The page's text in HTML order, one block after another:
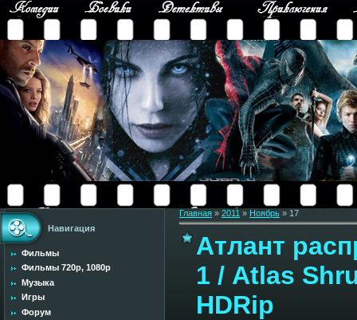
Навигация
Фильмы
Фильмы 720p, 1080p
Музыка
Игры
Форум
Главная » 2011 » Ноябрь » 17
Атлант
1 / Atlas
HDRip